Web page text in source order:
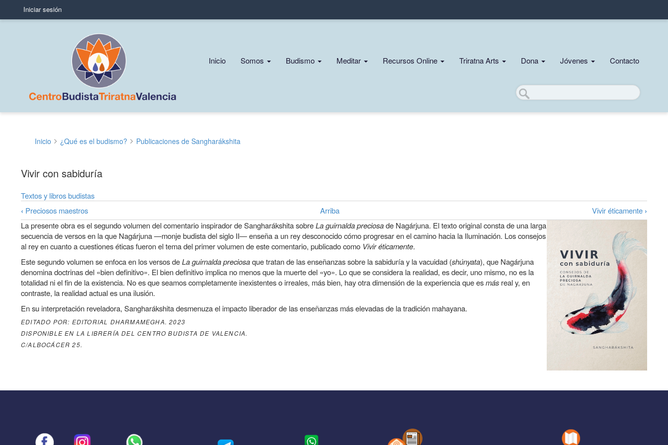
User
Iniciar sesión
Main
Inicio Somos Budismo Meditar Recursos Online Triratna Arts Dona Jóvenes Contacto
Buscar
enlaces
ayuda
a
la
navegación
Inicio ¿Qué es el budismo? Publicaciones de Sangharákshita
Vivir con sabiduría
Textos y libros budistas
Enlaces
transversales
de
Book
para
Vivir
con
sabiduría
‹ Preciosos maestros Arriba Vivir éticamente ›
La presente obra es el segundo volumen del comentario inspirador de Sangharákshita sobreLa guirnalda preciosade Nagárjuna. El texto original consta de una larga
secuencia de versos en la que Nagárjuna —monje budista del siglo II— enseña a un rey desconocido cómo progresar en el camino hacia la Iluminación. Los consejos
al rey en cuanto a cuestiones éticas fueron el tema del primer volumen de este comentario, publicado como Vivir éticamente.
Este segundo volumen se enfoca en los versos deLa guirnalda preciosaque tratan de las enseñanzas sobre la sabiduría y la vacuidad (shúnyata), que Nagárjuna
denomina doctrinas del «bien definitivo». El bien definitivo implica no menos que la muerte del «yo». Lo que se considera la realidad, es decir, uno mismo, no es la
totalidad ni el fin de la existencia. No es que seamos completamente inexistentes o irreales, más bien, hay otra dimensión de la experiencia que esmás real y, en
contraste, la realidad actual es una ilusión.
En su interpretación reveladora, Sangharákshita desmenuza el impacto liberador de las enseñanzas más elevadas de la tradición mahayana.
EDITADO POR: EDITORIAL DHARMAMEGHA. 2023
DISPONIBLE EN LA LIBRERÍA DEL CENTRO BUDISTA DE VALENCIA.
C/ALBOCÁCER 25.